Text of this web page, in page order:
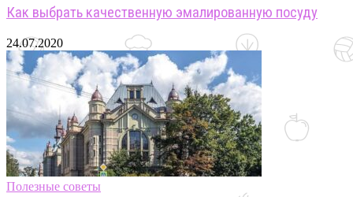
Как выбрать качественную эмалированную посуду
24.07.2020
Полезные советы